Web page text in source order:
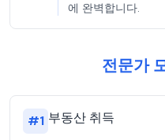
에 완벽합니다.
전문가
#1 부동산 취득